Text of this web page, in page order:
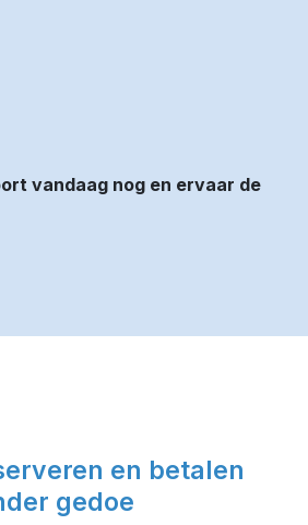
vandaag nog en ervaar de
en betalen
gedoe